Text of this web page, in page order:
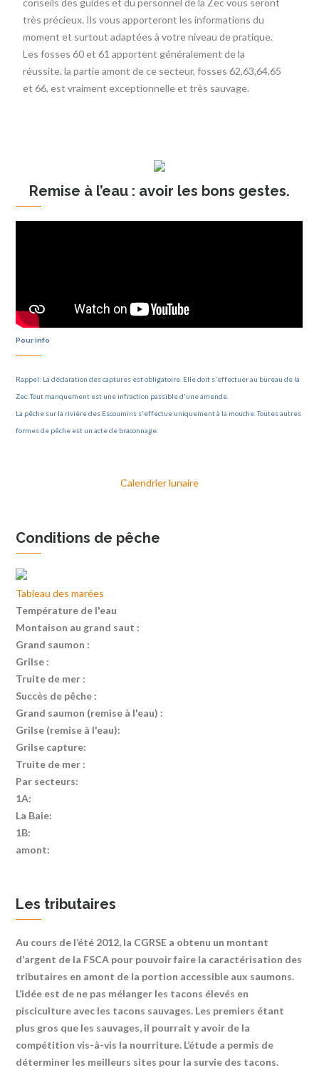
conseils des guides et du personnel de la Zec vous seront
très précieux. Ils vous apporteront les informations du
moment et surtout adaptées à votre niveau de pratique.
Les fosses 60 et 61 apportent généralement de la
réussite. la partie amont de ce secteur, fosses 62,63,64,65
et 66, est vraiment exceptionnelle et très sauvage.
Remise à l’eau : avoir les bons gestes.
Pour info
Rappel: La déclaration des captures est obligatoire. Elle doit s'effectuer au bureau de la
Zec. Tout manquement est une infraction passible d'une amende.
La pêche sur la rivière des Escoumins s'effectue uniquement à la mouche. Toutes autres
formes de pêche est un acte de braconnage.
Calendrier lunaire
Conditions de pêche
Tableau des marées
Température de l'eau
Montaison au grand saut :
Grand saumon :
Grilse :
Truite de mer :
Succès de pêche :
Grand saumon (remise à l'eau) :
Grilse (remise à l'eau):
Grilse capture:
Truite de mer :
Par secteurs:
1A:
La Baie:
1B:
amont:
Les tributaires
Au cours de l’été 2012, la CGRSE a obtenu un montant
d’argent de la FSCA pour pouvoir faire la caractérisation des
tributaires en amont de la portion accessible aux saumons.
L’idée est de ne pas mélanger les tacons élevés en
pisciculture avec les tacons sauvages. Les premiers étant
plus gros que les sauvages, il pourrait y avoir de la
compétition vis-à-vis la nourriture. L’étude a permis de
déterminer les meilleurs sites pour la survie des tacons.